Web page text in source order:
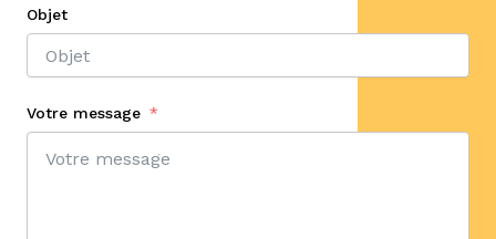
Objet
Votre message